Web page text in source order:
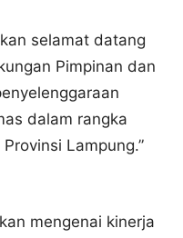
selamat datang
Pimpinan dan
dalam rangka
Lampung.”
mengenai kinerja